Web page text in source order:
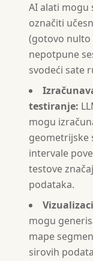
AI alati mogu
označiti
(gotovo nulto
nepotpune
svodeći sate
testiranje:
mogu
geometrijske
intervale
testove
podataka.
mogu
mape
sirovih